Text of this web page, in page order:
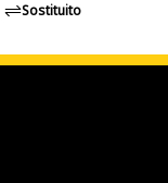
Sostituito